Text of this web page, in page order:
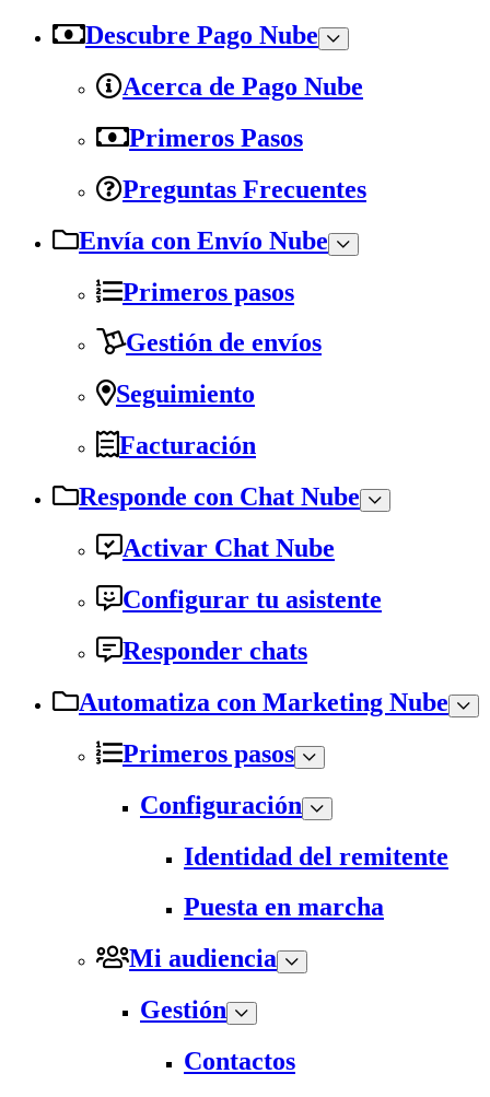
Descubre Pago Nube
Acerca de Pago Nube
Primeros Pasos
Preguntas Frecuentes
Envía con Envío Nube
Primeros pasos
Gestión de envíos
Seguimiento
Facturación
Responde con Chat Nube
Activar Chat Nube
Configurar tu asistente
Responder chats
Automatiza con Marketing Nube
Primeros pasos
Configuración
Identidad del remitente
Puesta en marcha
Mi audiencia
Gestión
Contactos